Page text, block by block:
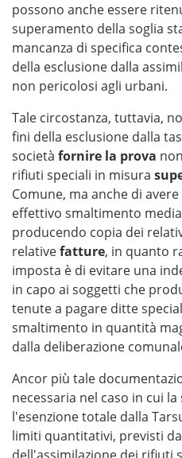
possono anche essere
superamento della soglia
mancanza di specifica
della esclusione dalla
non pericolosi agli urbani.
Tale circostanza, tuttavia,
fini della esclusione dalla
società fornire la prova
rifiuti speciali in misura
Comune, ma anche di
effettivo smaltimento
producendo copia dei
relativefatture, in quanto
imposta è di evitare una
in capo ai soggetti che
tenute a pagare ditte
smaltimento in quantità
dalla deliberazione
Ancor più tale
necessaria nel caso in cui
l'esenzione totale dalla
limiti quantitativi, previsti